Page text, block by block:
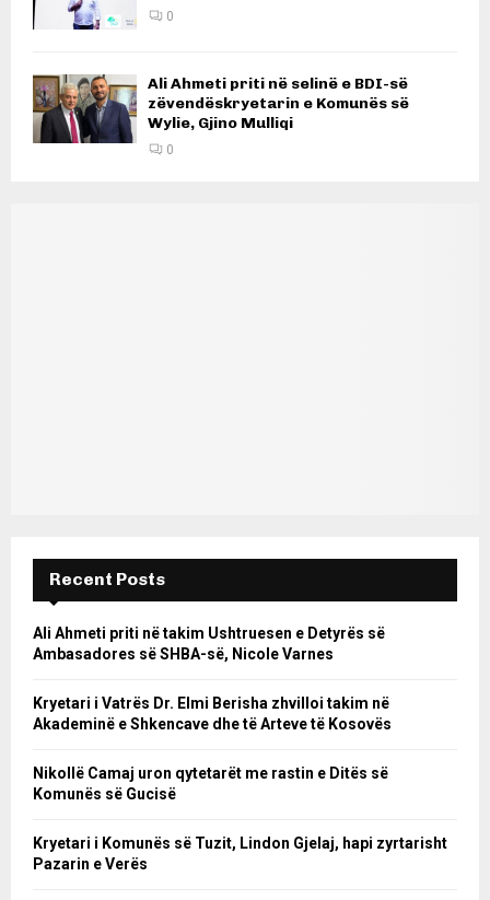
0
Ali Ahmeti priti në selinë e BDI-së
zëvendëskryetarin e Komunës së
Wylie, Gjino Mulliqi
0
Recent Posts
Ali Ahmeti priti në takim Ushtruesen e Detyrës së
Ambasadores së SHBA-së, Nicole Varnes
Kryetari i Vatrës Dr. Elmi Berisha zhvilloi takim në
Akademinë e Shkencave dhe të Arteve të Kosovës
Nikollë Camaj uron qytetarët me rastin e Ditës së
Komunës së Gucisë
Kryetari i Komunës së Tuzit, Lindon Gjelaj, hapi zyrtarisht
Pazarin e Verës